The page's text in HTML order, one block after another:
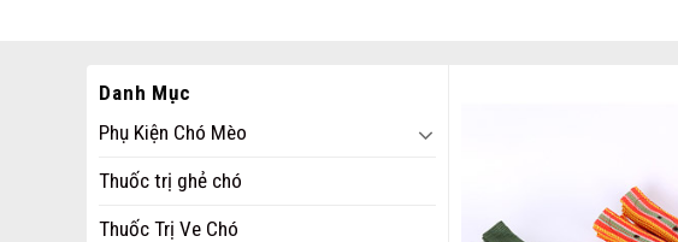
Danh Mục
Phụ Kiện Chó Mèo
Thuốc trị ghẻ chó
Thuốc Trị Ve Chó